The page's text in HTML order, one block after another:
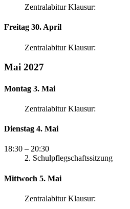
Zentralabitur Klausur:
Freitag 30. April
Zentralabitur Klausur:
Mai 2027
Montag 3. Mai
Zentralabitur Klausur:
Dienstag 4. Mai
18:30 – 20:30
2. Schulpflegschaftssitzung
Mittwoch 5. Mai
Zentralabitur Klausur: